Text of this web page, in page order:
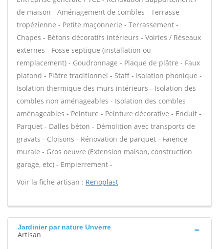
de maison - Aménagement de combles - Terrasse
tropézienne - Petite maçonnerie - Terrassement -
Chapes - Bétons décoratifs intérieurs - Voiries / Réseaux
externes - Fosse septique (installation ou
remplacement) - Goudronnage - Plaque de plâtre - Faux
plafond - Plâtre traditionnel - Staff - Isolation phonique -
Isolation thermique des murs intérieurs - Isolation des
combles non aménageables - Isolation des combles
aménageables - Peinture - Peinture décorative - Enduit -
Parquet - Dalles béton - Démolition avec transports de
gravats - Cloisons - Rénovation de parquet - Faïence
murale - Gros oeuvre (Extension maison, construction
garage, etc) - Empierrement -
Voir la fiche artisan : Renoplast
Jardinier par nature Unverre
Artisan